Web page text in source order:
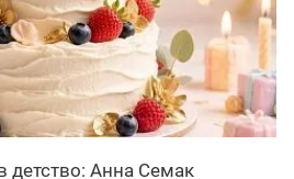
Анна Семак